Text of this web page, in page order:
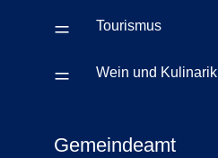
= Tourismus
= Wein und Kulinarik
Gemeindeamt